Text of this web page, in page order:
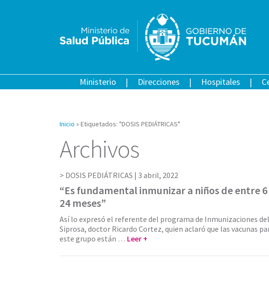
Ministerio Direcciones Hospitales
Inicio » Etiquetados: "DOSIS PEDIÁTRICAS"
Archivos
DOSIS PEDIÁTRICAS | 3 abril, 2022
“Es fundamental inmunizar a niños de entre
24 meses”
Así lo expresó el referente del programa de Inmunizaciones del
Siprosa, doctor Ricardo Cortez, quien aclaró que las vacunas
este grupo están … Leer +